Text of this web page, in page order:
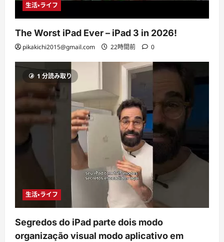
生活・ライフ
The Worst iPad Ever – iPad 3 in 2026!
pikakichi2015@gmail.com 22時間前 0
1 分読み取り
生活・ライフ
Segredos do iPad parte dois modo
organização visual modo aplicativo em